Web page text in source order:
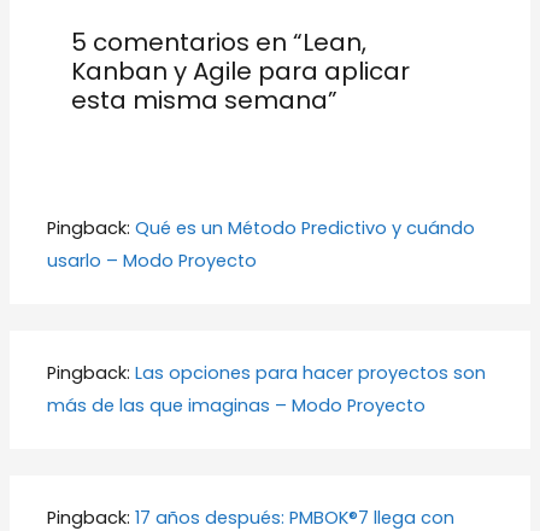
5 comentarios en “Lean,
Kanban y Agile para aplicar
esta misma semana”
Pingback:Qué es un Método Predictivo y cuándo
usarlo – Modo Proyecto
Pingback:Las opciones para hacer proyectos son
más de las que imaginas – Modo Proyecto
Pingback:17 años después: PMBOK®7 llega con